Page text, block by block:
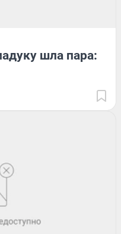
шла пара: